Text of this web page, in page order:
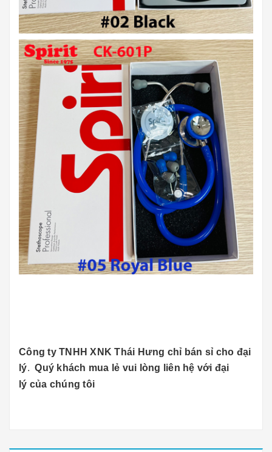
Công ty TNHH XNK Thái Hưng chỉ bán sỉ cho đại
lý.Quý khách mua lẻ vui lòng liên hệ với đại
lý của chúng tôi